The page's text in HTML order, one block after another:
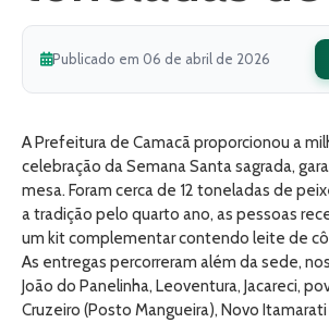
Publicado em 06 de abril de 2026
A Prefeitura de Camacã proporcionou a
celebração da Semana Santa sagrada,
mesa. Foram cerca de 12 toneladas de
a tradição pelo quarto ano, as pessoas
um kit complementar contendo leite de
As entregas percorreram além da sede,
João do Panelinha, Leoventura, Jacareci,
Cruzeiro (Posto Mangueira), Novo